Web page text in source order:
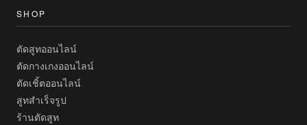
SHOP
ตัดสูทออนไลน์
ตัดกางเกงออนไลน์
ตัดเชิ้ตออนไลน์
สูทสำเร็จรูป
ร้านตัดสูท